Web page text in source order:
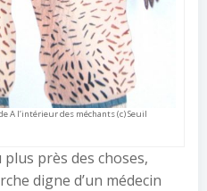
l’intérieur des méchants (c) Seuil
plus près des choses,
digne d’un médecin